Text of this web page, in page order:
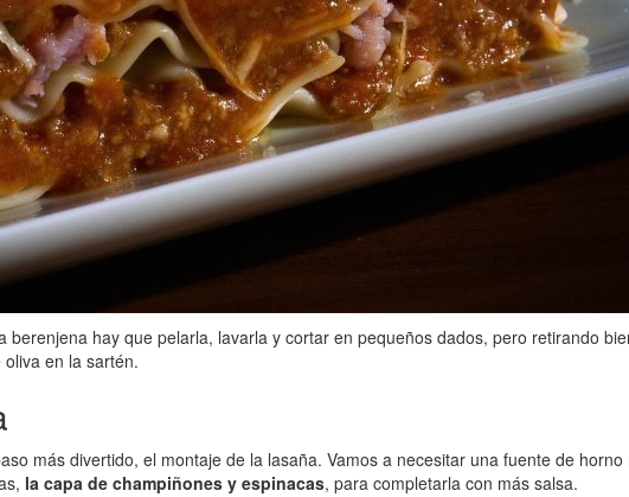
berenjena hay que pelarla, lavarla y cortar en pequeños dados, pero retirando
en la sartén.
más divertido, el montaje de la lasaña. Vamos a necesitar una fuente de horno
la capa de champiñones y espinacas, para completarla con más salsa.